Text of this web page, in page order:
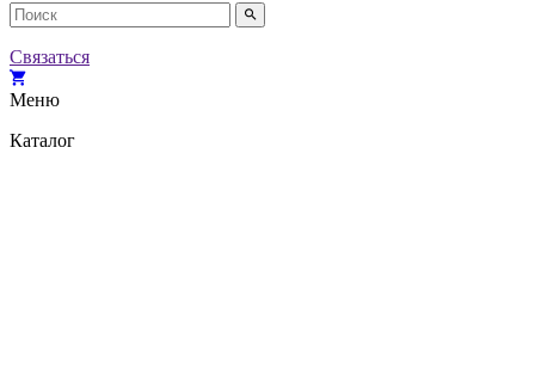
Связаться
Меню
Каталог